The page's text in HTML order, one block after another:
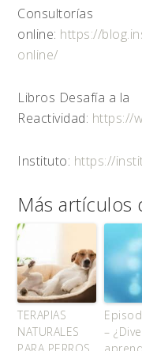
Consultorías
online: https://
online/
Libros Desafía a la
Reactividad: https://
Instituto: https://
Más artículos
TERAPIAS
NATURALES
–